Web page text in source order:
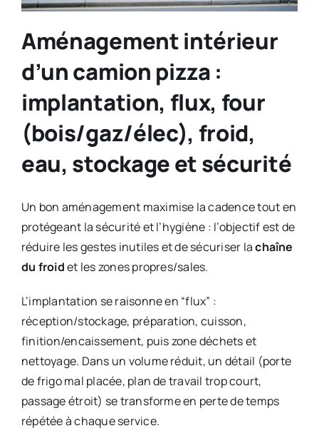
Aménagement intérieur
d’un camion pizza :
implantation, flux, four
(bois/gaz/élec), froid,
eau, stockage et sécurité
Un bon aménagement maximise la cadence tout en
protégeant la sécurité et l’hygiène : l’objectif est de
réduire les gestes inutiles et de sécuriser lachaîne
du froidet les zones propres/sales.
L’implantation se raisonne en “flux” :
réception/stockage, préparation, cuisson,
finition/encaissement, puis zone déchets et
nettoyage. Dans un volume réduit, un détail (porte
de frigo mal placée, plan de travail trop court,
passage étroit) se transforme en perte de temps
répétée à chaque service.